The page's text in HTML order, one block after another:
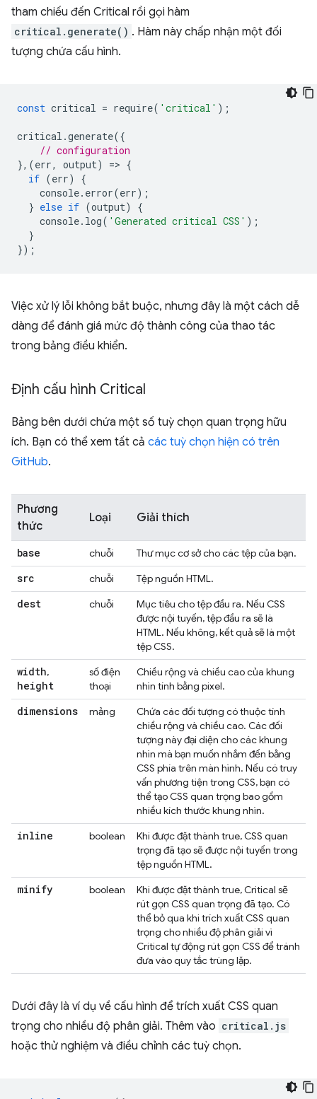
tham chiếu đến Critical rồi gọi hàm
critical.generate() . Hàm này chấp nhận một đối
tượng chứa cấu hình.
const critical = require( 'critical' );
critical .generate({
// configuration
},(err, output) => {
if (err)
{
console. error(err);
} else if (output)
{
console. log( 'Generated critical CSS' );
}
});
Việc xử lý lỗi không bắt buộc, nhưng đây là một cách dễ
dàng để đánh giá mức độ thành công của thao tác
trong bảng điều khiển.
Định cấu hình Critical
Bảng bên dưới chứa một số tuỳ chọn quan trọng hữu
ích. Bạn có thể xem tất cả các tuỳ chọn hiện có trên
GitHub.
Phương
thức
Loại Giải thích
base chuỗi Thư mục cơ sở cho các tệp của bạn.
src chuỗi Tệp nguồn HTML.
dest chuỗi
Mục tiêu cho tệp đầu ra. Nếu CSS
được nội tuyến, tệp đầu ra sẽ là
HTML. Nếu không, kết quả sẽ là một
tệp CSS.
width,
height
số điện
thoại
Chiều rộng và chiều cao của khung
nhìn tính bằng pixel.
dimensions mảng
Chứa các đối tượng có thuộc tính
chiều rộng và chiều cao. Các đối
tượng này đại diện cho các khung
nhìn mà bạn muốn nhắm đến bằng
CSS phía trên màn hình. Nếu có truy
vấn phương tiện trong CSS, bạn có
thể tạo CSS quan trọng bao gồm
nhiều kích thước khung nhìn.
inline boolean
Khi được đặt thành true, CSS quan
trọng đã tạo sẽ được nội tuyến trong
tệp nguồn HTML.
minify boolean
Khi được đặt thành true, Critical sẽ
rút gọn CSS quan trọng đã tạo. Có
thể bỏ qua khi trích xuất CSS quan
trọng cho nhiều độ phân giải vì
Critical tự động rút gọn CSS để tránh
đưa vào quy tắc trùng lặp.
Dưới đây là ví dụ về cấu hình để trích xuất CSS quan
trọng cho nhiều độ phân giải. Thêm vào critical.js
hoặc thử nghiệm và điều chỉnh các tuỳ chọn.